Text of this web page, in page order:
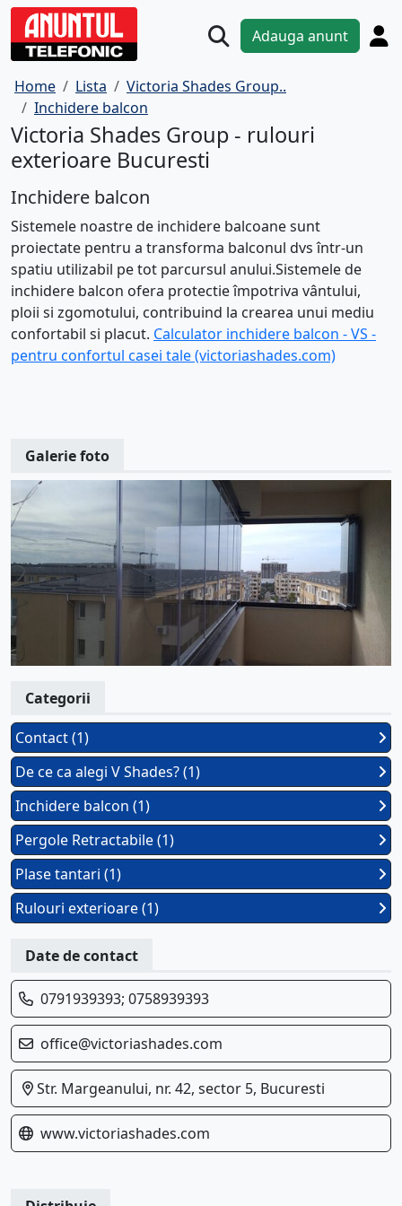
Adauga anunt
Home Lista
Victoria Shades Group..
Inchidere balcon
Victoria Shades Group - rulouri
exterioare Bucuresti
Inchidere balcon
Sistemele noastre de inchidere balcoane sunt
proiectate pentru a transforma balconul dvs într-un
spatiu utilizabil pe tot parcursul anului.Sistemele de
inchidere balcon ofera protectie împotriva vântului,
ploii si zgomotului, contribuind la crearea unui mediu
confortabil si placut. Calculator inchidere balcon - VS -
pentru confortul casei tale (victoriashades.com)
Galerie foto
Categorii
Contact (1)
De ce ca alegi V Shades? (1)
Inchidere balcon (1)
Pergole Retractabile (1)
Plase tantari (1)
Rulouri exterioare (1)
Date de contact
0791939393; 0758939393
office@victoriashades.com
Str. Margeanului, nr. 42, sector 5, Bucuresti
www.victoriashades.com